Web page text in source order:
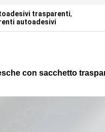
trasparenti,
autoadesivi
con sacchetto